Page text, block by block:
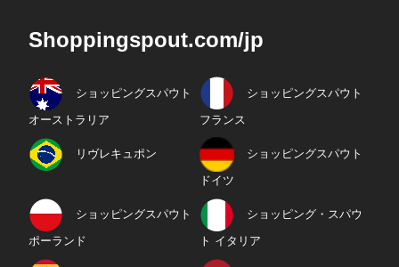
Shoppingspout.com/jp
ショッピングスパウト
オーストラリア
ショッピングスパウト
フランス
リヴレキュポン ショッピングスパウト
ドイツ
ショッピングスパウト
ポーランド
ショッピング・スパウ
ト イタリア